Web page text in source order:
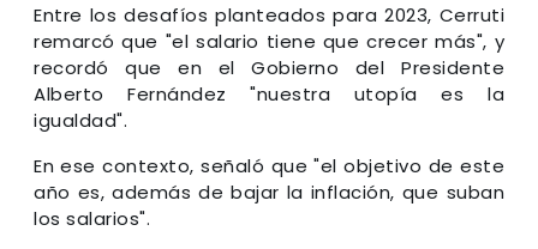
Entre los desafíos planteados para 2023, Cerruti
remarcó que "el salario tiene que crecer más", y
recordó que en el Gobierno del Presidente
Alberto Fernández "nuestra utopía es la
igualdad".
En ese contexto, señaló que "el objetivo de este
año es, además de bajar la inflación, que suban
los salarios".